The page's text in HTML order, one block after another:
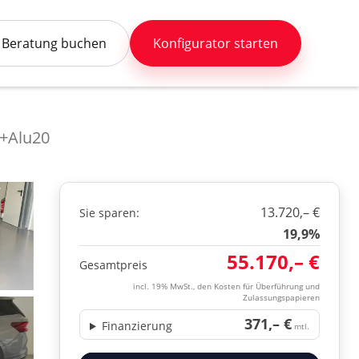
Beratung buchen Konfigurator starten
Sie sparen:
13.720,– €
19,9%
Gesamtpreis 55.170,– €
incl. 19% MwSt., den Kosten für Überführung und
Zulassungspapieren
371,– € mtl.
Finanzierung